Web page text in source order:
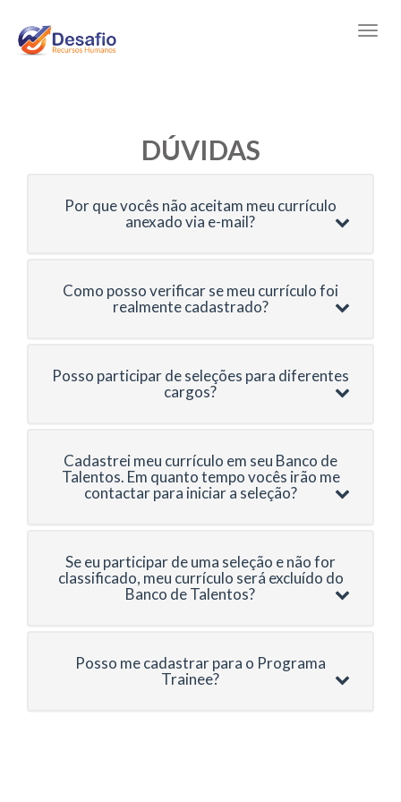
DÚVIDAS
Por que vocês não aceitam meu currículo
anexado via e-mail?
Como posso verificar se meu currículo foi
realmente cadastrado?
Posso participar de seleções para diferentes
cargos?
Cadastrei meu currículo em seu Banco de
Talentos. Em quanto tempo vocês irão me
contactar para iniciar a seleção?
Se eu participar de uma seleção e não for
classificado, meu currículo será excluído do
Banco de Talentos?
Posso me cadastrar para o Programa
Trainee?